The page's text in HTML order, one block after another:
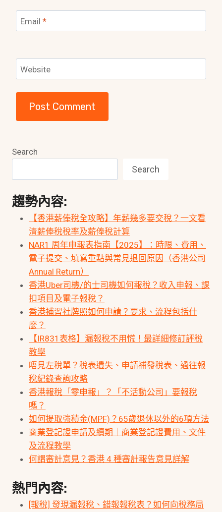
Email *
Website
Search
Search
趨勢內容:
【香港薪俸稅全攻略】年薪幾多要交稅？一文看
清薪俸稅稅率及薪俸稅計算
NAR1 周年申報表指南【2025】：時限、費用、
電子提交、填寫重點與常見退回原因（香港公司
Annual Return）
香港Uber司機/的士司機如何報稅？收入申報、課
扣項目及電子報稅？
香港補習社牌照如何申請？要求、流程包括什
麼？
【IR831表格】漏報稅不用慌！最詳細修訂評稅
教學
唔見左稅單？稅表遺失、申請補發稅表、過往報
稅紀錄查詢攻略
香港報稅「零申報」？「不活動公司」要報稅
嗎？
如何提取強積金(MPF)？65歲退休以外的6項方法
商業登記證申請及續期｜商業登記證費用、文件
及流程教學
何謂審計意見？香港 4 種審計報告意見詳解
熱門內容:
[報稅] 發現漏報稅、錯報報稅表？如何向稅務局